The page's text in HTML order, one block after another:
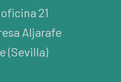
21
Aljarafe
(Sevilla)